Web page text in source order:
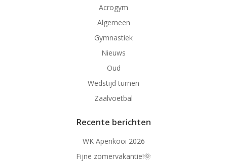
Acrogym
Algemeen
Gymnastiek
Nieuws
Oud
Wedstijd turnen
Zaalvoetbal
Recente berichten
WK Apenkooi 2026
Fijne zomervakantie!🌞